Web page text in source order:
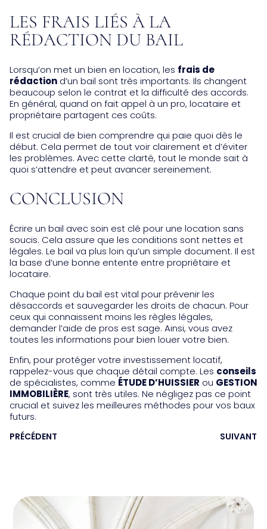
LES FRAIS LIÉS À LA
RÉDACTION DU BAIL
Lorsqu’on met un bien en location, les frais de
rédaction d’un bail sont très importants. Ils changent
beaucoup selon le contrat et la difficulté des accords.
En général, quand on fait appel à un pro, locataire et
propriétaire partagent ces coûts.
Il est crucial de bien comprendre qui paie quoi dès le
début. Cela permet de tout voir clairement et d’éviter
les problèmes. Avec cette clarté, tout le monde sait à
quoi s’attendre et peut avancer sereinement.
CONCLUSION
Écrire un bail avec soin est clé pour une location sans
soucis. Cela assure que les conditions sont nettes et
légales. Le bail va plus loin qu’un simple document. Il est
la base d’une bonne entente entre propriétaire et
locataire.
Chaque point du bail est vital pour prévenir les
désaccords et sauvegarder les droits de chacun. Pour
ceux qui connaissent moins les règles légales,
demander l’aide de pros est sage. Ainsi, vous avez
toutes les informations pour bien louer votre bien.
Enfin, pour protéger votre investissement locatif,
rappelez-vous que chaque détail compte. Les conseils
de spécialistes, comme ÉTUDE D’HUISSIER ou GESTION
IMMOBILIÈRE, sont très utiles. Ne négligez pas ce point
crucial et suivez les meilleures méthodes pour vos baux
futurs.
PRÉCÉDENT SUIVANT